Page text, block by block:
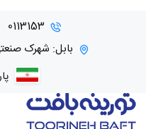
0113153
بابل: شهرک